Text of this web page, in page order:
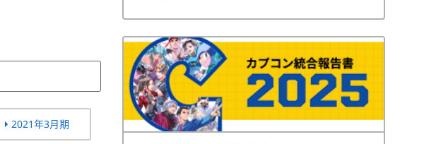
2021年3月期